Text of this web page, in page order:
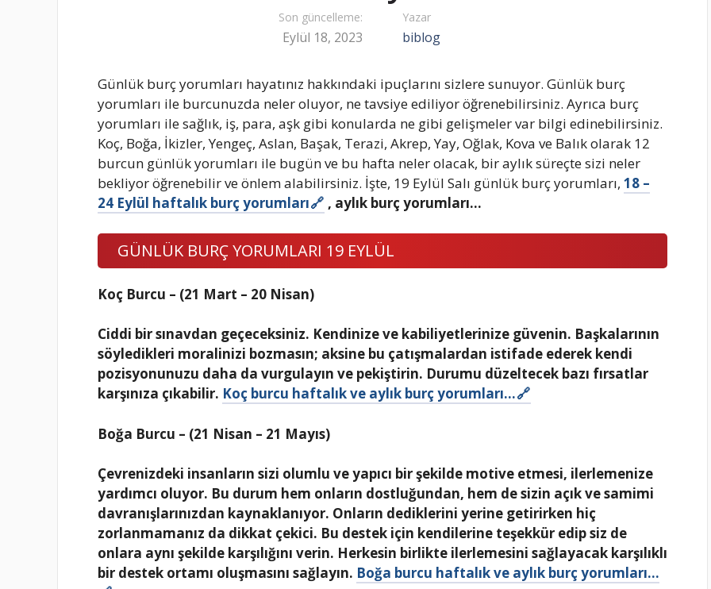
Son güncelleme:
Eylül 18, 2023
Yazar
biblog
Günlük burç yorumları hayatınız hakkındaki ipuçlarını sizlere sunuyor. Günlük burç
yorumları ile burcunuzda neler oluyor, ne tavsiye ediliyor öğrenebilirsiniz. Ayrıca burç
yorumları ile sağlık, iş, para, aşk gibi konularda ne gibi gelişmeler var bilgi edinebilirsiniz.
Koç, Boğa, İkizler, Yengeç, Aslan, Başak, Terazi, Akrep, Yay, Oğlak, Kova ve Balık olarak 12
burcun günlük yorumları ile bugün ve bu hafta neler olacak, bir aylık süreçte sizi neler
bekliyor öğrenebilir ve önlem alabilirsiniz. İşte, 19 Eylül Salı günlük burç yorumları, 18 –
24 Eylül haftalık burç yorumları
, aylık burç yorumları…
GÜNLÜK BURÇ YORUMLARI 19 EYLÜL
Koç Burcu – (21 Mart – 20 Nisan)
Ciddi bir sınavdan geçeceksiniz. Kendinize ve kabiliyetlerinize güvenin. Başkalarının
söyledikleri moralinizi bozmasın; aksine bu çatışmalardan istifade ederek kendi
pozisyonunuzu daha da vurgulayın ve pekiştirin. Durumu düzeltecek bazı fırsatlar
karşınıza çıkabilir. Koç burcu haftalık ve aylık burç yorumları…
Boğa Burcu – (21 Nisan – 21 Mayıs)
Çevrenizdeki insanların sizi olumlu ve yapıcı bir şekilde motive etmesi, ilerlemenize
yardımcı oluyor. Bu durum hem onların dostluğundan, hem de sizin açık ve samimi
davranışlarınızdan kaynaklanıyor. Onların dediklerini yerine getirirken hiç
zorlanmamanız da dikkat çekici. Bu destek için kendilerine teşekkür edip siz de
onlara aynı şekilde karşılığını verin. Herkesin birlikte ilerlemesini sağlayacak karşılıklı
bir destek ortamı oluşmasını sağlayın. Boğa burcu haftalık ve aylık burç yorumları…